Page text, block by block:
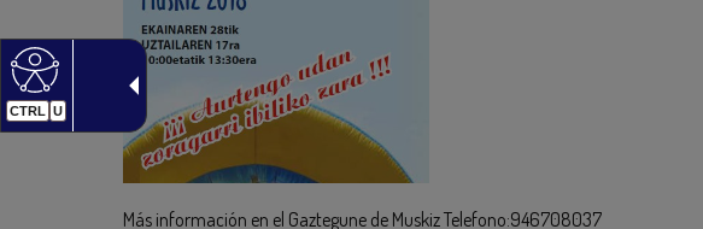
CTRL U
Más información en el Gaztegune de Muskiz Telefono:946708037